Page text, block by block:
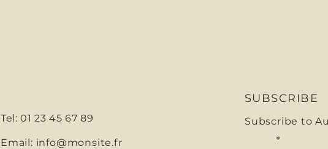
Tel: 01 23 45 67 89
Email: info@monsite.fr
SUBSCRIBE
Subscribe to